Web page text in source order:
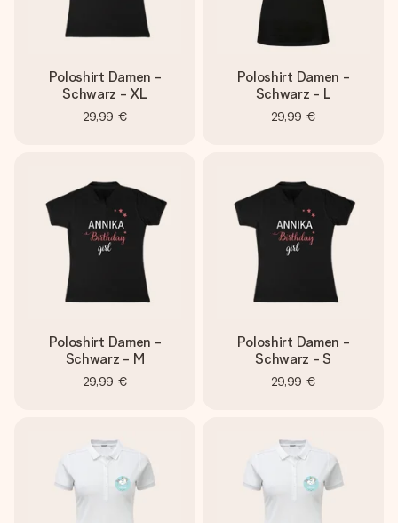
Poloshirt Damen -
Schwarz - XL
29,99 €
Poloshirt Damen -
Schwarz - L
29,99 €
Poloshirt Damen -
Schwarz - M
29,99 €
Poloshirt Damen -
Schwarz - S
29,99 €